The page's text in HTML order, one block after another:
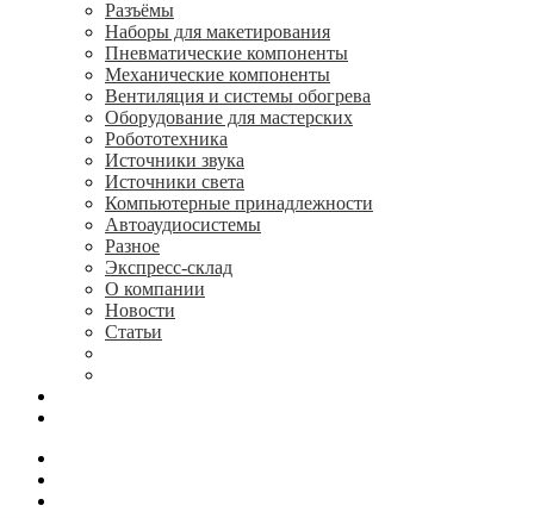
Разъёмы
Наборы для макетирования
Пневматические компоненты
Механические компоненты
Вентиляция и системы обогрева
Оборудование для мастерских
Робототехника
Источники звука
Источники света
Компьютерные принадлежности
Автоаудиосистемы
Разное
Экспресс-склад
О компании
Новости
Статьи